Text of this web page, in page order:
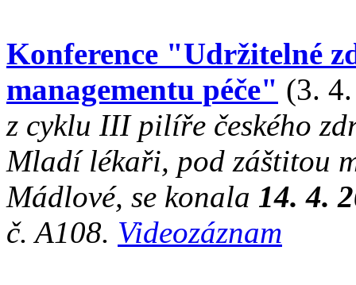
Konference "Udržitelné
managementu péče" (3.
z cyklu III pilíře českého
Mladí lékaři, pod záštitou
Mádlové, se konala 14. 4.
č. A108. Videozáznam